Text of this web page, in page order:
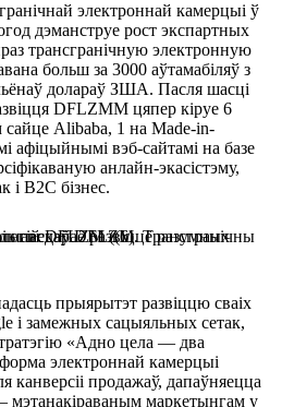
электроннай камерцыі ў
дэманструе рост экспартных
трансгранічную электронную
больш за 3000 аўтамабіляў з
долараў ЗША. Пасля шасці
DFLZMM цяпер кіруе 6
Alibaba, 1 на Made-in-
афіцыйнымі вэб-сайтамі на базе
анлайн-экасістэму,
і B2C бізнес.
прыярытэт развіццю сваіх
і замежных сацыяльных сетак,
«Адно цела — два
электроннай камерцыі
канверсіі продажаў, дапаўняецца
мэтанакіраваным маркетынгам у